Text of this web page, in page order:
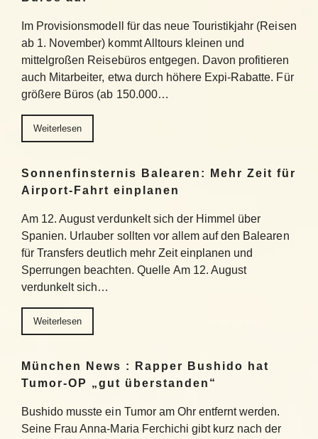
Im Provisionsmodell für das neue Touristikjahr (Reisen
ab 1. November) kommt Alltours kleinen und
mittelgroßen Reisebüros entgegen. Davon profitieren
auch Mitarbeiter, etwa durch höhere Expi-Rabatte. Für
größere Büros (ab 150.000…
Weiterlesen
Sonnenfinsternis Balearen: Mehr Zeit für
Airport-Fahrt einplanen
Am 12. August verdunkelt sich der Himmel über
Spanien. Urlauber sollten vor allem auf den Balearen
für Transfers deutlich mehr Zeit einplanen und
Sperrungen beachten. Quelle Am 12. August
verdunkelt sich…
Weiterlesen
München News : Rapper Bushido hat
Tumor-OP „gut überstanden“
Bushido musste ein Tumor am Ohr entfernt werden.
Seine Frau Anna-Maria Ferchichi gibt kurz nach der